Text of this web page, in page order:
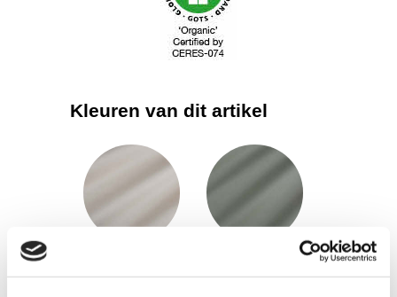
Kleuren van dit artikel